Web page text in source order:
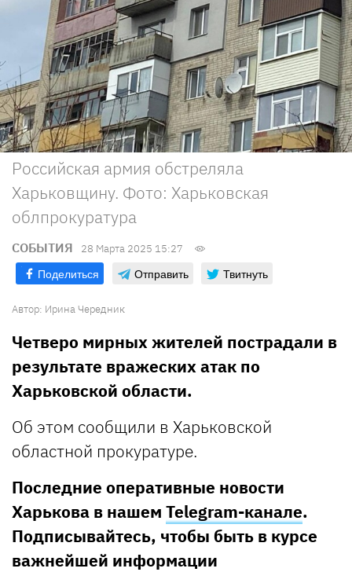
Российская армия обстреляла
Харьковщину. Фото: Харьковская
облпрокуратура
СОБЫТИЯ 28 Марта 2025 15:27
Поделиться Отправить Твитнуть
Автор: Ирина Чередник
Четверо мирных жителей пострадали в
результате вражеских атак по
Харьковской области.
Об этом сообщили в Харьковской
областной прокуратуре.
Последние оперативные новости
Харькова в нашем Telegram-канале.
Подписывайтесь, чтобы быть в курсе
важнейшей информации